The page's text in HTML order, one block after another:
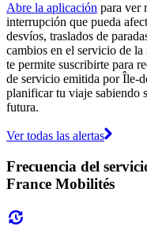
Abre la aplicación para ver
interrupción que pueda
desvíos, traslados de
cambios en el servicio de la
te permite suscribirte para
de servicio emitida por Île-
planificar tu viaje sabiendo
futura.
Ver todas las alertas
Frecuencia del
France Mobilités